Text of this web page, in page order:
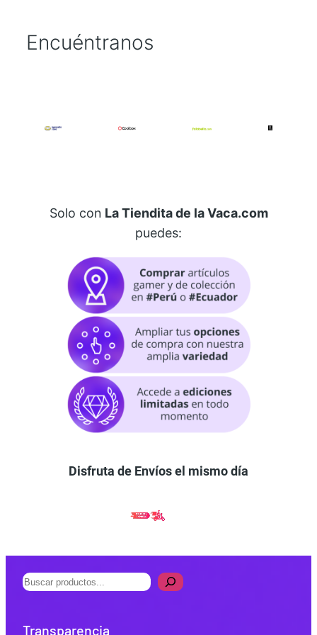
Encuéntranos
Solo con La Tiendita de la Vaca.com
puedes:
Disfruta de Envíos el mismo día
B
Transparencia